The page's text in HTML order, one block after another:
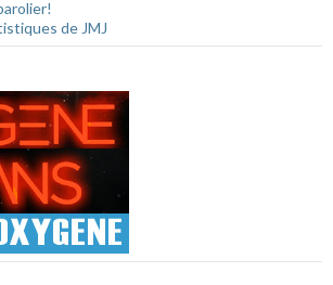
de JMJ